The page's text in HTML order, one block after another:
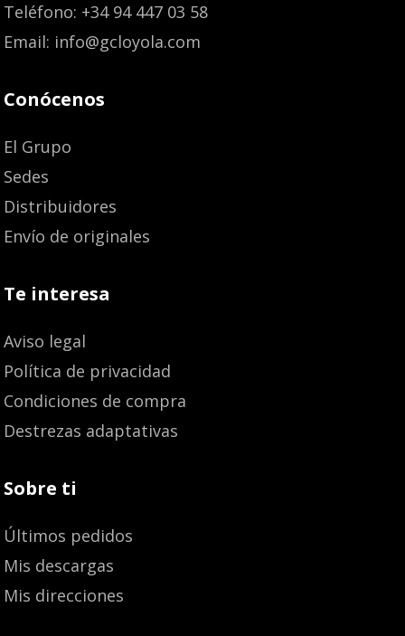
Teléfono: +34 94 447 03 58
Email: info@gcloyola.com
Conócenos
El Grupo
Sedes
Distribuidores
Envío de originales
Te interesa
Aviso legal
Política de privacidad
Condiciones de compra
Destrezas adaptativas
Sobre ti
Últimos pedidos
Mis descargas
Mis direcciones